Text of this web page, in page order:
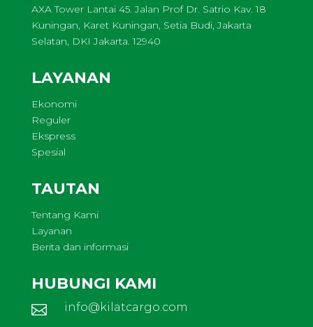
AXA Tower Lantai 45. Jalan Prof Dr. Satrio Kav. 18
Kuningan, Karet Kuningan, Setia Budi, Jakarta
Selatan, DKI Jakarta. 12940
LAYANAN
Ekonomi
Reguler
Ekspress
Spesial
TAUTAN
Tentang Kami
Layanan
Berita dan informasi
HUBUNGI KAMI
 info@kilatcargo.com